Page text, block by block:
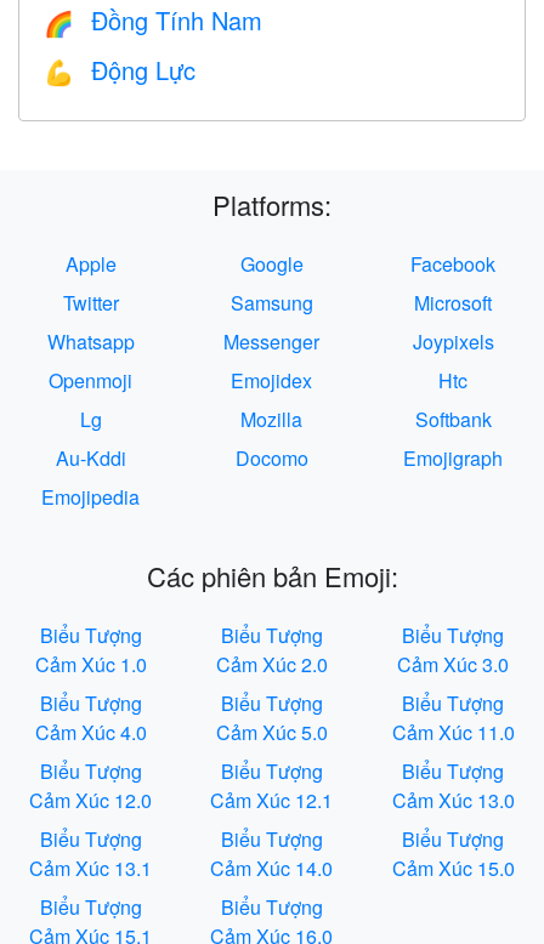
🌈 Đồng Tính Nam
💪 Động Lực
Platforms:
Apple Google
Facebook
Twitter
Samsung
Microsoft
Whatsapp
Messenger
Joypixels
Openmoji
Emojidex
Htc
Lg
Mozilla
Softbank
Au-Kddi
Docomo
Emojigraph
Emojipedia
Các phiên bản Emoji:
Biểu Tượng
Cảm Xúc 1.0
Biểu Tượng
Cảm Xúc 2.0
Biểu Tượng
Cảm Xúc 3.0
Biểu Tượng
Cảm Xúc 4.0
Biểu Tượng
Cảm Xúc 5.0
Biểu Tượng
Cảm Xúc 11.0
Biểu Tượng
Cảm Xúc 12.0
Biểu Tượng
Cảm Xúc 12.1
Biểu Tượng
Cảm Xúc 13.0
Biểu Tượng
Cảm Xúc 13.1
Biểu Tượng
Cảm Xúc 14.0
Biểu Tượng
Cảm Xúc 15.0
Biểu Tượng
Cảm Xúc 15.1
Biểu Tượng
Cảm Xúc 16.0